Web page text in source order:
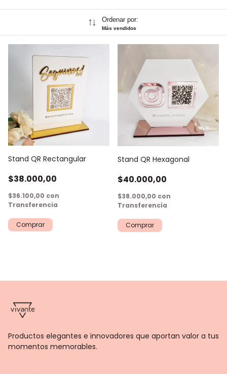
Ordenar por:
Más vendidos
Stand QR Rectangular
$38.000,00
$36.100,00 con
Transferencia
Stand QR Hexagonal
$40.000,00
$38.000,00 con
Transferencia
Productos elegantes e innovadores que aportan valor a tus
momentos memorables.